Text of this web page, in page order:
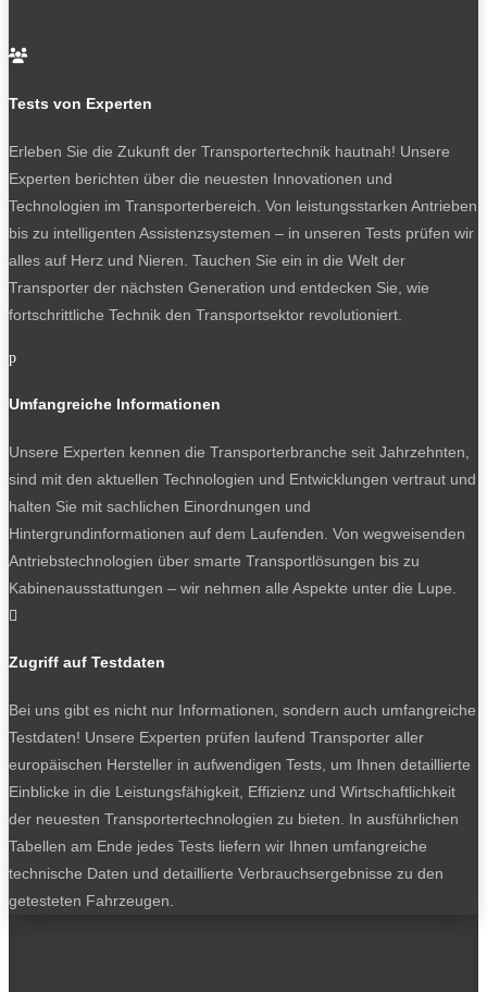

Tests von Experten
Erleben Sie die Zukunft der Transportertechnik hautnah! Unsere
Experten berichten über die neuesten Innovationen und
Technologien im Transporterbereich. Von leistungsstarken Antrieben
bis zu intelligenten Assistenzsystemen – in unseren Tests prüfen wir
alles auf Herz und Nieren. Tauchen Sie ein in die Welt der
Transporter der nächsten Generation und entdecken Sie, wie
fortschrittliche Technik den Transportsektor revolutioniert.
p
Umfangreiche Informationen
Unsere Experten kennen die Transporterbranche seit Jahrzehnten,
sind mit den aktuellen Technologien und Entwicklungen vertraut und
halten Sie mit sachlichen Einordnungen und
Hintergrundinformationen auf dem Laufenden. Von wegweisenden
Antriebstechnologien über smarte Transportlösungen bis zu
Kabinenausstattungen – wir nehmen alle Aspekte unter die Lupe.

Zugriff auf Testdaten
Bei uns gibt es nicht nur Informationen, sondern auch umfangreiche
Testdaten! Unsere Experten prüfen laufend Transporter aller
europäischen Hersteller in aufwendigen Tests, um Ihnen detaillierte
Einblicke in die Leistungsfähigkeit, Effizienz und Wirtschaftlichkeit
der neuesten Transportertechnologien zu bieten. In ausführlichen
Tabellen am Ende jedes Tests liefern wir Ihnen umfangreiche
technische Daten und detaillierte Verbrauchsergebnisse zu den
getesteten Fahrzeugen.